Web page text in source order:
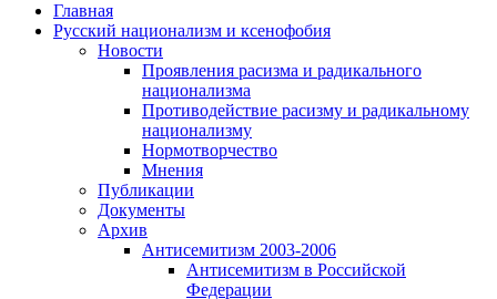
Главная
Русский национализм и ксенофобия
Новости
Проявления расизма и радикального
национализма
Противодействие расизму и радикальному
национализму
Нормотворчество
Мнения
Публикации
Документы
Архив
Антисемитизм 2003-2006
Антисемитизм в Российской
Федерации